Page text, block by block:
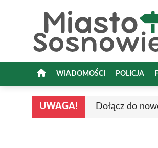
WIADOMOŚCI POLICJA
UWAGA! Dołącz do